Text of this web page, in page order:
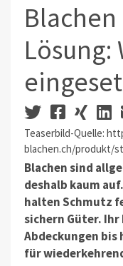
Lösung:
Teaserbild-Quelle:
blachen.ch/produkt/
Blachen sind
deshalb kaum
halten Schmutz
sichern Güter.
Abdeckungen bis
für